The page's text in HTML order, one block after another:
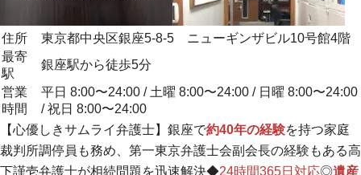
住所
東京都中央区銀座5-8-5 ニューギンザビル10号館4階
最寄
駅
銀座駅から徒歩5分
営業
時間
平日 8:00〜24:00 / 土曜 8:00〜24:00 / 日曜 8:00〜24:00
/ 祝日 8:00〜24:00
【心優しきサムライ弁護士】銀座で約40年の経験を持つ家庭
裁判所調停員も務め、第一東京弁護士会副会長の経験もある高
下謹壱弁護士が相続問題を迅速解決◆24時間365日対応◎遺産